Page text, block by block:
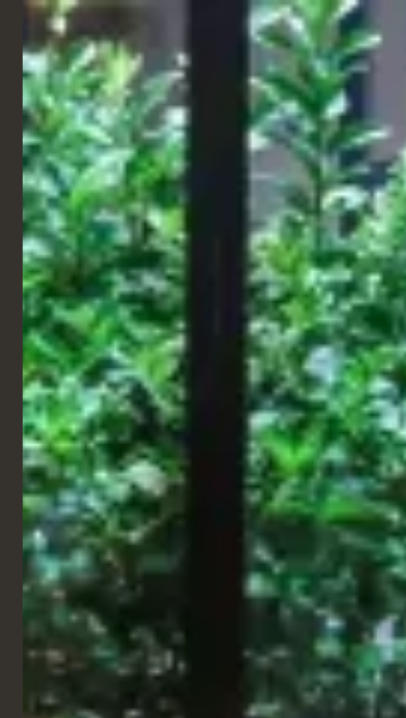
FRANÇAIS
HÔTEL
Hôtel Ruby Claire
Genève
Un projet d'aménagement intérieur axé sur la définition d'un
langage stylistique raffiné et élégant, visant à créer une
atmosphère accueillante en parfaite adéquation avec le
positionnement de la marque Ruby Hotel.
Le projet a été développé grâce à une sélection minutieuse du
mobilier, des finitions et des détails de construction, avec une
attention particulière portée aux nuances de couleurs et aux
textures. Chaque décision a été guidée par l'objectif de traduire
l'identité de la marque en une forme spatiale, en renforçant son
énergie et son caractère distinctif.
Le résultat est un environnement équilibré et contemporain où
le confort, la qualité d'exécution et le souci du détail contribuent
à une expérience cohérente et reconnaissable, répondant aux
attentes des architectes, des designers d'intérieur et des
professionnels de l'hôtellerie.